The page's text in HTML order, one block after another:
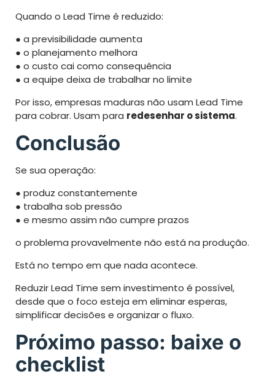
Quando o Lead Time é reduzido:
● a previsibilidade aumenta
● o planejamento melhora
● o custo cai como consequência
● a equipe deixa de trabalhar no limite
Por isso, empresas maduras não usam Lead Time
para cobrar. Usam para redesenhar o sistema.
Conclusão
Se sua operação:
● produz constantemente
● trabalha sob pressão
● e mesmo assim não cumpre prazos
o problema provavelmente não está na produção.
Está no tempo em que nada acontece.
Reduzir Lead Time sem investimento é possível,
desde que o foco esteja em eliminar esperas,
simplificar decisões e organizar o fluxo.
Próximo passo: baixe o
checklist